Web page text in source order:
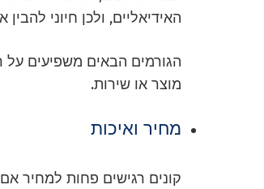
האידיאליים, ולכן חיוני
הגורמים הבאים משפיעים על
מוצר או שירות.
מחיר ואיכות
קונים רגישים פחות למחיר